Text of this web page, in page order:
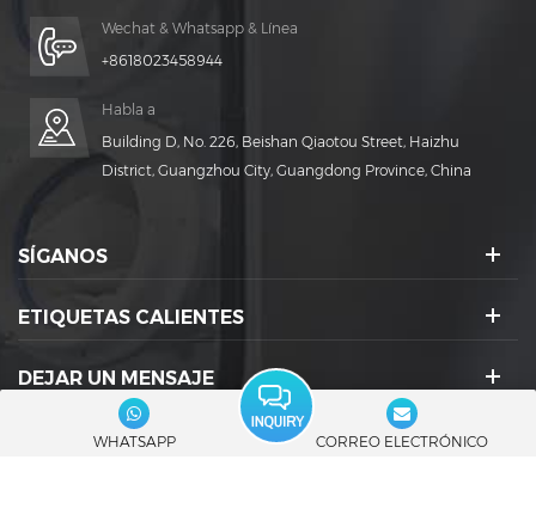
Wechat & Whatsapp & Línea
+8618023458944
Habla a
Building D, No. 226, Beishan Qiaotou Street, Haizhu
District, Guangzhou City, Guangdong Province, China
SÍGANOS
ETIQUETAS CALIENTES
DEJAR UN MENSAJE
ICONOS SOCIALES :
WHATSAPP CORREO ELECTRÓNICO